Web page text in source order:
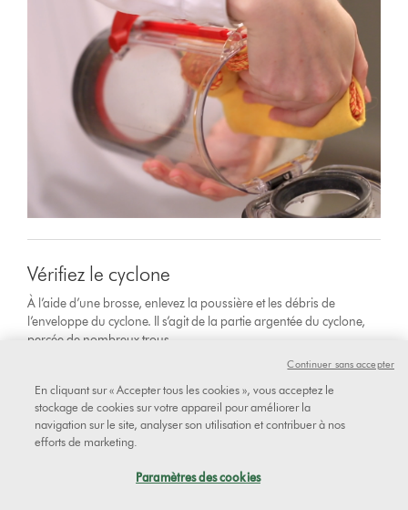
Vérifiez le cyclone
À l’aide d’une brosse, enlevez la poussière et les débris de
l’enveloppe du cyclone. Il s’agit de la partie argentée du cyclone,
percée de nombreux trous.
En cliquant sur « Accepter tous les cookies », vous acceptez le
stockage de cookies sur votre appareil pour améliorer la
navigation sur le site, analyser son utilisation et contribuer à nos
efforts de marketing.
Paramètres des cookies
Continuer sans accepter